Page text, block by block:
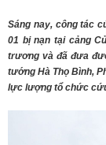
Sáng nay, công tác
01 bị nạn tại cảng
trương và đã đưa
tướng Hà Thọ Bình,
lực lượng tổ chức